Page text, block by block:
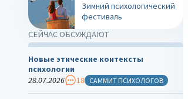
Зимний психологический
фестиваль
СЕЙЧАС ОБСУЖДАЮТ
Новые этические контексты
психологии
28.07.2026
18 САММИТ ПСИХОЛОГОВ